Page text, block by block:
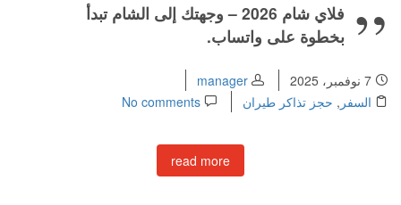
فلاي شام 2026 – وجهتك إلى الشام تبدأ
بخطوة على واتساب.
manager
السفر , حجز تذاكر طيران No comments
read more